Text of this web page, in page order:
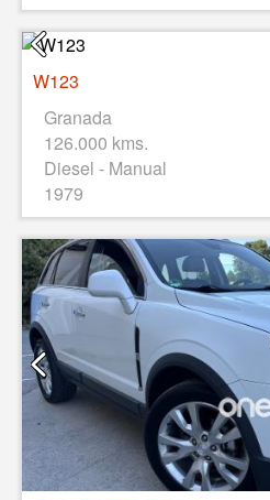
W123
Granada
126.000 kms.
Diesel - Manual
1979